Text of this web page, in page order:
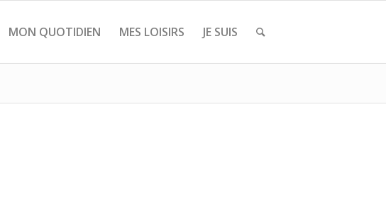
MON QUOTIDIEN MES LOISIRS JE SUIS